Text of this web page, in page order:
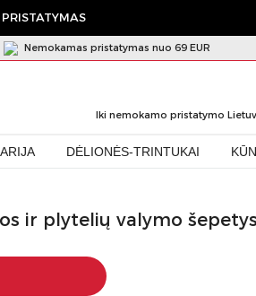
Nemokamas pristatymas nuo 69 EUR
Iki nemokamo pristatymo
DĖLIONĖS-TRINTUKAI
ir plytelių valymo